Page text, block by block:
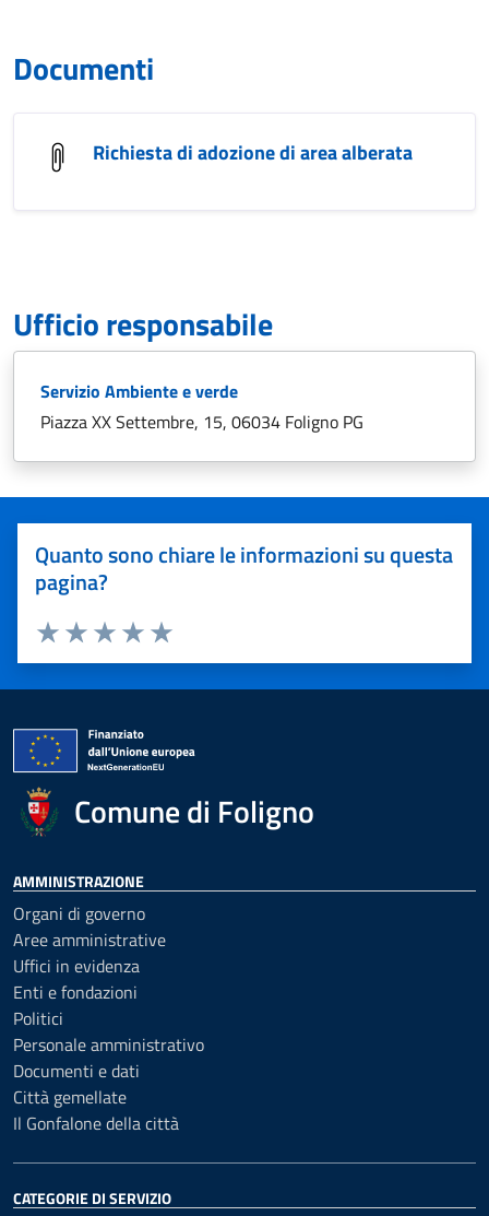
Documenti
Richiesta di adozione di area alberata
Ufficio responsabile
Servizio Ambiente e verde
Piazza XX Settembre, 15, 06034 Foligno PG
Quanto sono chiare le informazioni su questa
pagina?
Valuta 5 stelle su 5
Valuta 4 stelle su 5
Valuta 3 stelle su 5
Valuta 2 stelle su 5
Valuta 1 stelle su 5
Comune di Foligno
AMMINISTRAZIONE
Organi di governo
Aree amministrative
Uffici in evidenza
Enti e fondazioni
Politici
Personale amministrativo
Documenti e dati
Città gemellate
Il Gonfalone della città
CATEGORIE DI SERVIZIO